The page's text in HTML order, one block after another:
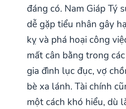
đáng có. Nam Giáp Tý
dễ gặp tiểu nhân gây
kỵ và phá hoại công
mất cân bằng trong
gia đình lục đục, vợ
bè xa lánh. Tài chính
một cách khó hiểu, dù